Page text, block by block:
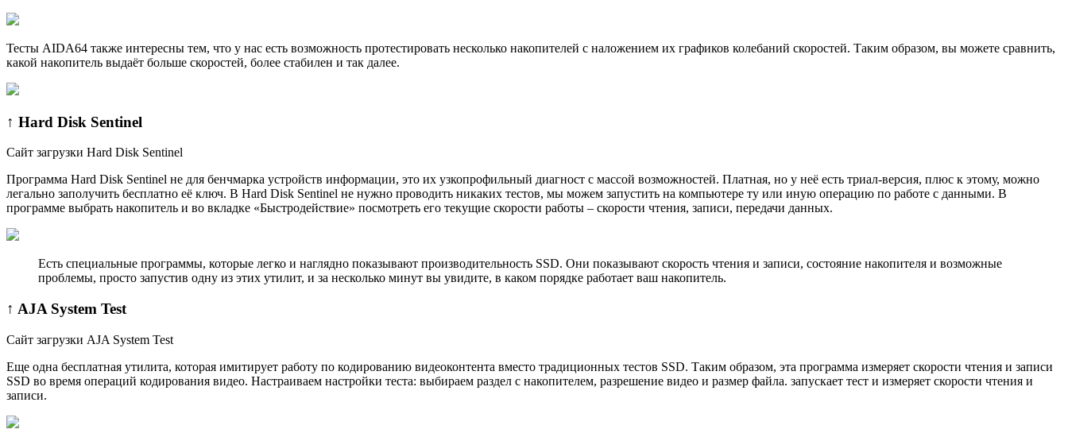
Тесты AIDA64 также интересны тем, что у нас есть возможность протестировать несколько накопителей с наложением их графиков колебаний скоростей. Таким образом, вы можете сравнить,
какой накопитель выдаёт больше скоростей, более стабилен и так далее.
↑ Hard Disk Sentinel
Сайт загрузки Hard Disk Sentinel
Программа Hard Disk Sentinel не для бенчмарка устройств информации, это их узкопрофильный диагност с массой возможностей. Платная, но у неё есть триал-версия, плюс к этому, можно
легально заполучить бесплатно её ключ. В Hard Disk Sentinel не нужно проводить никаких тестов, мы можем запустить на компьютере ту или иную операцию по работе с данными. В
программе выбрать накопитель и во вкладке «Быстродействие» посмотреть его текущие скорости работы – скорости чтения, записи, передачи данных.
Есть специальные программы, которые легко и наглядно показывают производительность SSD. Они показывают скорость чтения и записи, состояние накопителя и возможные
проблемы, просто запустив одну из этих утилит, и за несколько минут вы увидите, в каком порядке работает ваш накопитель.
↑ AJA System Test
Сайт загрузки AJA System Test
Еще одна бесплатная утилита, которая имитирует работу по кодированию видеоконтента вместо традиционных тестов SSD. Таким образом, эта программа измеряет скорости чтения и записи
SSD во время операций кодирования видео. Настраиваем настройки теста: выбираем раздел с накопителем, разрешение видео и размер файла. запускает тест и измеряет скорости чтения и
записи.